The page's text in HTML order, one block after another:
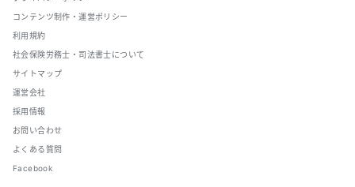
コンテンツ制作・運営ポリシー
利用規約
社会保険労務士・司法書士について
サイトマップ
運営会社
採用情報
お問い合わせ
よくある質問
Facebook